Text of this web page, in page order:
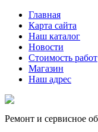
Главная
Карта сайта
Наш каталог
Новости
Стоимость работ
Магазин
Наш адрес
Ремонт и сервисное